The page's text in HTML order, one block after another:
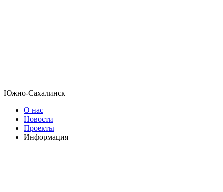
Южно-Сахалинск
О нас
Новости
Проекты
Информация